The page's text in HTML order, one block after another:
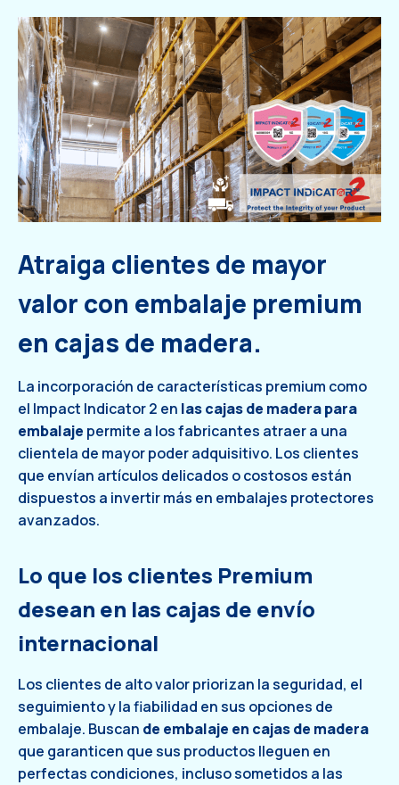
Atraiga clientes de mayor
valor con embalaje premium
en cajas de madera.
La incorporación de características premium como
el Impact Indicator 2 en las cajas de madera para
embalaje permite a los fabricantes atraer a una
clientela de mayor poder adquisitivo. Los clientes
que envían artículos delicados o costosos están
dispuestos a invertir más en embalajes protectores
avanzados.
Lo que los clientes Premium
desean en las cajas de envío
internacional
Los clientes de alto valor priorizan la seguridad, el
seguimiento y la fiabilidad en sus opciones de
embalaje. Buscan de embalaje en cajas de madera
que garanticen que sus productos lleguen en
perfectas condiciones, incluso sometidos a las